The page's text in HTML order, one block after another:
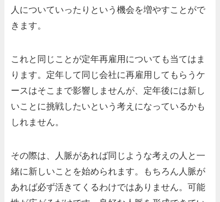
人についていったりという機会を増やすことがで
きます。
これと同じことが定年再雇用についても当てはま
ります。定年して同じ会社に再雇用してもらうケ
ースはそこまで影響しませんが、定年後には新し
いことに挑戦したいという考えになっているかも
しれません。
その際は、人脈があれば同じような考えの人と一
緒に新しいことを始められます。もちろん人脈が
あれば必ず活きてくるわけではありません。可能